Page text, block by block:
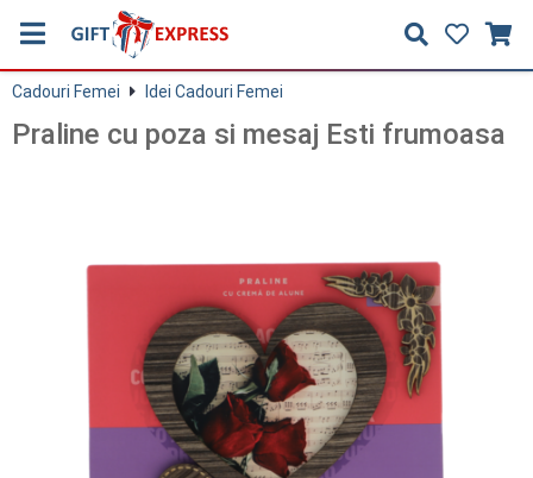
Cadouri Femei Idei Cadouri Femei
Praline cu poza si mesaj Esti frumoasa